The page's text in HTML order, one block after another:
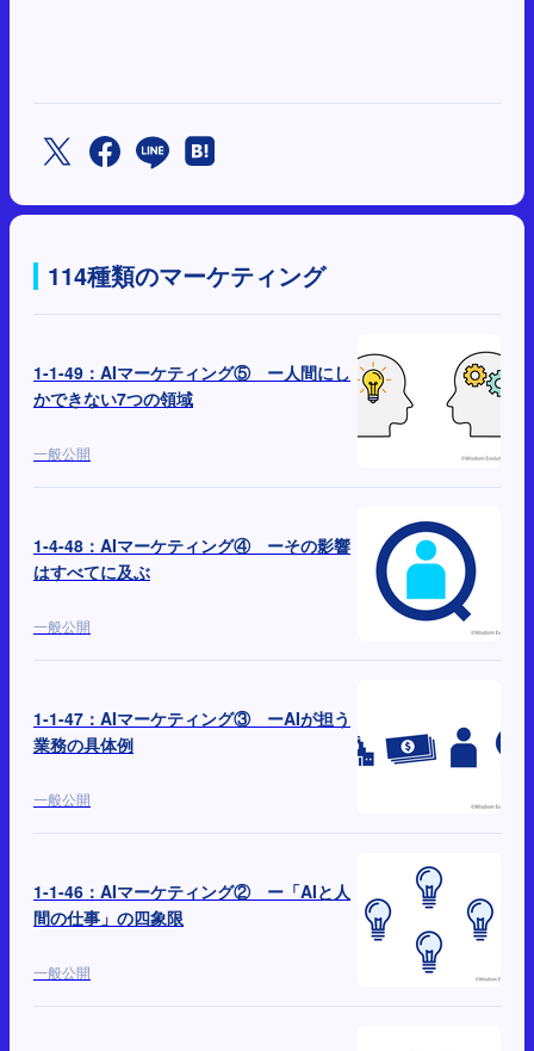
114種類のマーケティング
1-1-49：AIマーケティング⑤ ー人間にし
かできない7つの領域
一般公開
1-4-48：AIマーケティング④ ーその影響
はすべてに及ぶ
一般公開
1-1-47：AIマーケティング③ ーAIが担う
業務の具体例
一般公開
1-1-46：AIマーケティング② ー「AIと人
間の仕事」の四象限
一般公開